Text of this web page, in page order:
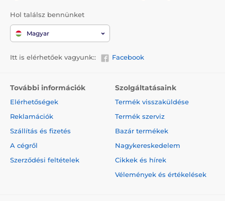
Hol találsz bennünket
Magyar
Itt is elérhetőek vagyunk:: Facebook
További információk
Elérhetőségek
Reklamációk
Szállítás és fizetés
A cégről
Szerződési feltételek
Szolgáltatásaink
Termék visszaküldése
Termék szerviz
Bazár termékek
Nagykereskedelem
Cikkek és hírek
Vélemények és értékelések